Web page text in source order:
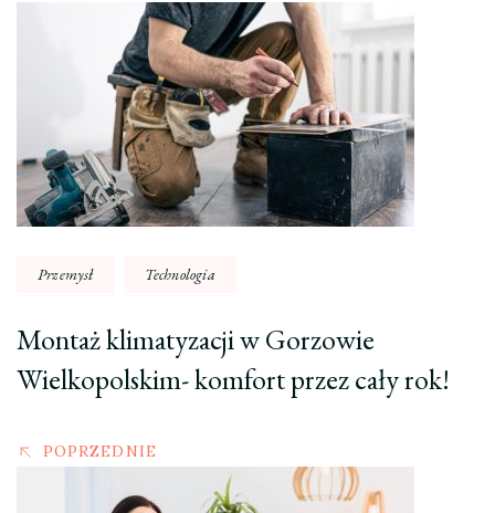
Nawigacja
wpisu
Przemysł Technologia
Montaż klimatyzacji w Gorzowie
Wielkopolskim- komfort przez cały rok!
POPRZEDNIE